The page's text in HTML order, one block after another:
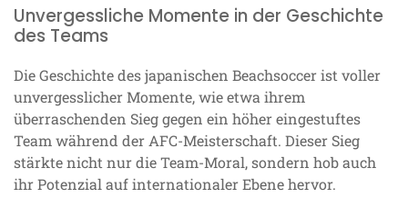
Unvergessliche Momente in der Geschichte
des Teams
Die Geschichte des japanischen Beachsoccer ist voller
unvergesslicher Momente, wie etwa ihrem
überraschenden Sieg gegen ein höher eingestuftes
Team während der AFC-Meisterschaft. Dieser Sieg
stärkte nicht nur die Team-Moral, sondern hob auch
ihr Potenzial auf internationaler Ebene hervor.